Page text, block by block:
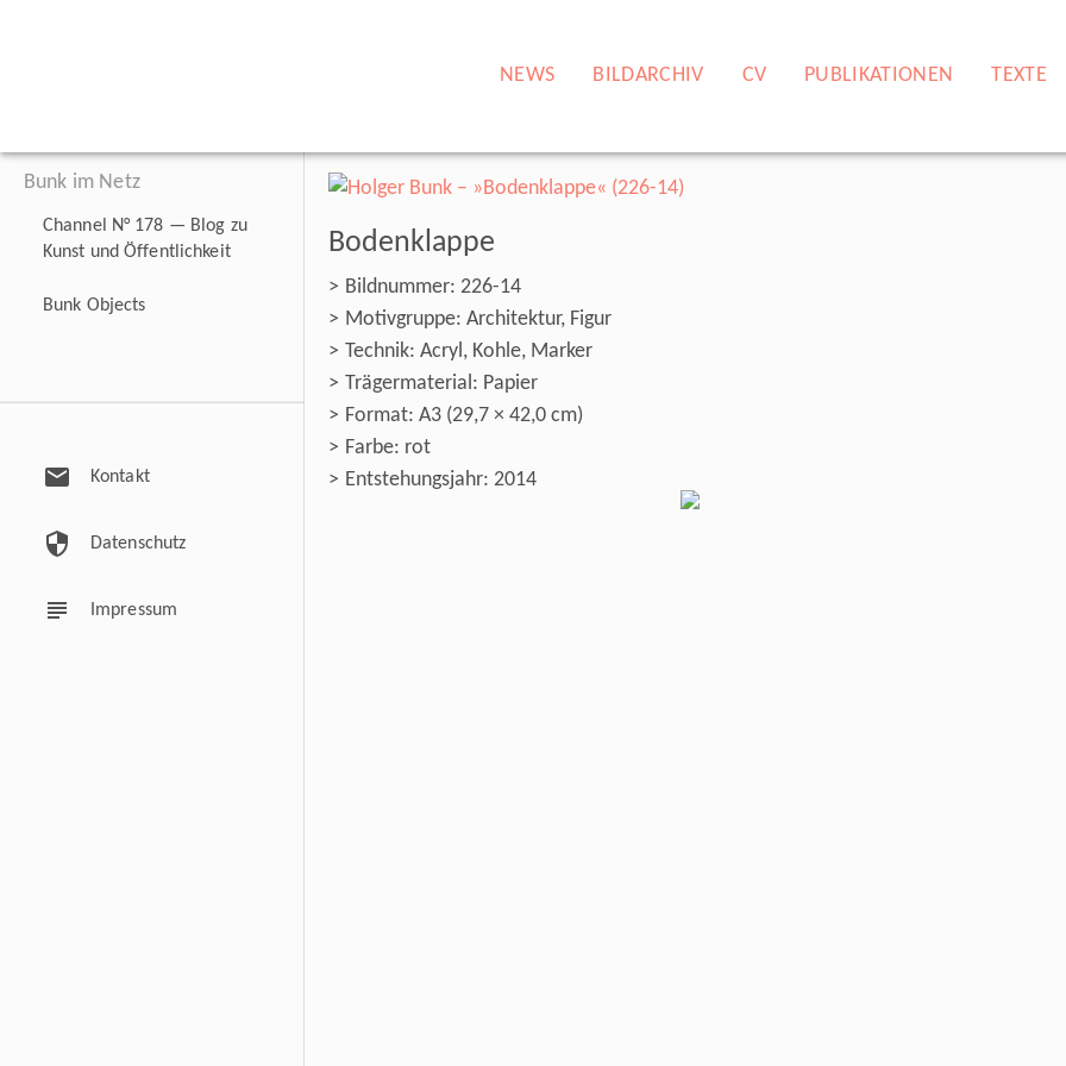
NEWS BILDARCHIV CV PUBLIKATIONEN TEXTE
Bunk im Netz
Channel N° 178 — Blog zu
Kunst und Öffentlichkeit
Bunk Objects
mail Kontakt
security Datenschutz
subject Impressum
Bodenklappe
Bildnummer: 226-14
Motivgruppe: Architektur, Figur
Technik: Acryl, Kohle, Marker
Trägermaterial: Papier
Format: A3 (29,7 × 42,0 cm)
Farbe: rot
Entstehungsjahr: 2014